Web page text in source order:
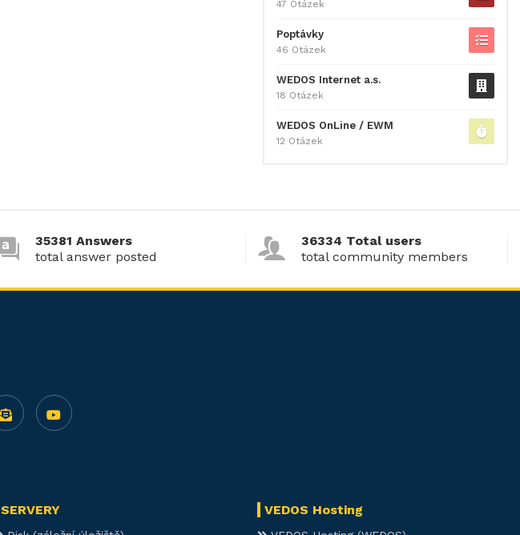
47 Otázek
Poptávky
46 Otázek
WEDOS Internet a.s.
18 Otázek
WEDOS OnLine / EWM
12 Otázek
35381 Answers
total answer posted
36334 Total users
total community members
SERVERY VEDOS Hosting